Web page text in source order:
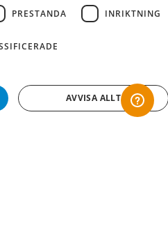
PRESTANDA INRIKTNING
AVVISA ALLT